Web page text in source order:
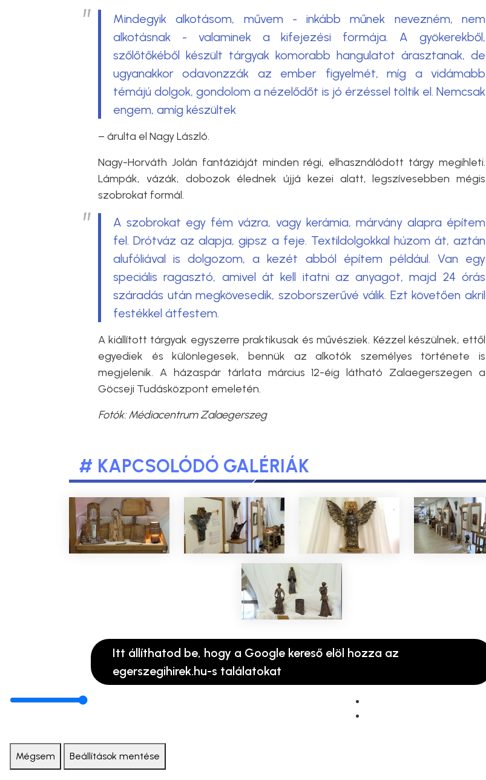
Mindegyik alkotásom, művem - inkább műnek nevezném, nem
alkotásnak - valaminek a kifejezési formája. A gyökerekből,
szőlőtőkéből készült tárgyak komorabb hangulatot árasztanak, de
ugyanakkor odavonzzák az ember figyelmét, míg a vidámabb
témájú dolgok, gondolom a nézelődőt is jó érzéssel töltik el. Nemcsak
engem, amíg készültek
– árulta el Nagy László.
Nagy-Horváth Jolán fantáziáját minden régi, elhasználódott tárgy megihleti.
Lámpák, vázák, dobozok élednek újjá kezei alatt, legszívesebben mégis
szobrokat formál.
A szobrokat egy fém vázra, vagy kerámia, márvány alapra építem
fel. Drótváz az alapja, gipsz a feje. Textildolgokkal húzom át, aztán
alufóliával is dolgozom, a kezét abból építem például. Van egy
speciális ragasztó, amivel át kell itatni az anyagot, majd 24 órás
száradás után megkövesedik, szoborszerűvé válik. Ezt követően akril
festékkel átfestem.
A kiállított tárgyak egyszerre praktikusak és művésziek. Kézzel készülnek, ettől
egyediek és különlegesek, bennük az alkotók személyes története is
megjelenik. A házaspár tárlata március 12-éig látható Zalaegerszegen a
Göcseji Tudásközpont emeletén.
Fotók: Médiacentrum Zalaegerszeg
# KAPCSOLÓDÓ GALÉRIÁK
Itt állíthatod be, hogy a Google kereső elöl hozza az
egerszegihirek.hu-s találatokat
Mégsem Beállítások mentése